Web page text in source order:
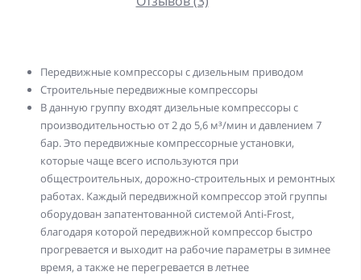
Передвижные компрессоры с дизельным приводом
Строительные передвижные компрессоры
В данную группу входят дизельные компрессоры с
производительностью от 2 до 5,6 м³/мин и давлением 7
бар. Это передвижные компрессорные установки,
которые чаще всего используются при
общестроительных, дорожно-строительных и ремонтных
работах. Каждый передвижной компрессор этой группы
оборудован запатентованной системой Anti-Frost,
благодаря которой передвижной компрессор быстро
прогревается и выходит на рабочие параметры в зимнее
время, а также не перегревается в летнее